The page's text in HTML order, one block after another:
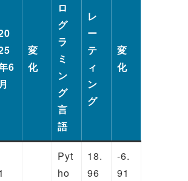
6
月
変
化
ロ
グ
ラ
ミ
ン
グ
言
語
レ
ー
テ
ィ
ン
グ
変
化
Pyt
ho
18.
96
-6.
91